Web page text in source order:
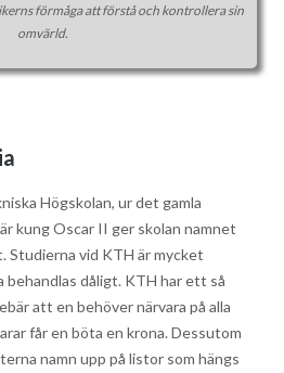
förmåga att förstå och kontrollera sin
omvärld.
Högskolan, ur det gamla
kung Oscar II ger skolan namnet
Studierna vid KTH är mycket
dåligt. KTH har ett så
att en behöver närvara på alla
får en böta en krona. Dessutom
namn upp på listor som hängs